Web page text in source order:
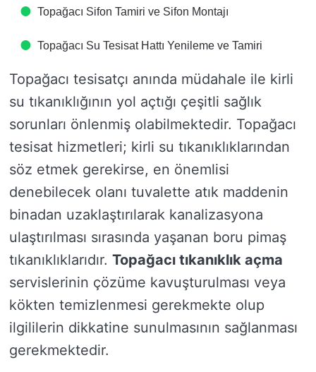
Topağacı Sifon Tamiri ve Sifon Montajı
Topağacı Su Tesisat Hattı Yenileme ve Tamiri
Topağacı tesisatçı anında müdahale ile kirli
su tıkanıklığının yol açtığı çeşitli sağlık
sorunları önlenmiş olabilmektedir. Topağacı
tesisat hizmetleri; kirli su tıkanıklıklarından
söz etmek gerekirse, en önemlisi
denebilecek olanı tuvalette atık maddenin
binadan uzaklaştırılarak kanalizasyona
ulaştırılması sırasında yaşanan boru pimaş
tıkanıklıklarıdır. Topağacı tıkanıklık açma
servislerinin çözüme kavuşturulması veya
kökten temizlenmesi gerekmekte olup
ilgililerin dikkatine sunulmasının sağlanması
gerekmektedir.